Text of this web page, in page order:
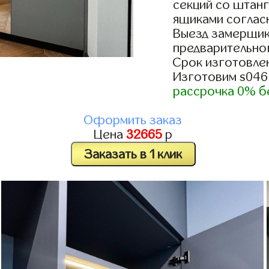
секций со
ящиками
Выезд
Срок
Изготовим
рассрочка 0%
Оформить заказ
Цена 32665 р
Заказать в 1 клик